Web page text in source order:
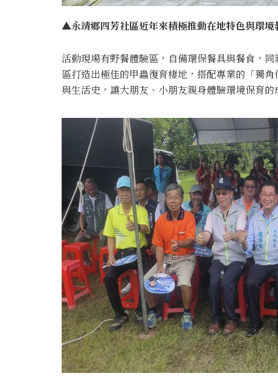
▲永靖鄉四芳社區近年來積極推動在地特色與環
活動現場有野餐體驗區，自備環保餐具與餐食，
區打造出極佳的甲蟲復育棲地，搭配專業的「獨
與生活史，讓大朋友、小朋友親身體驗環境保育的